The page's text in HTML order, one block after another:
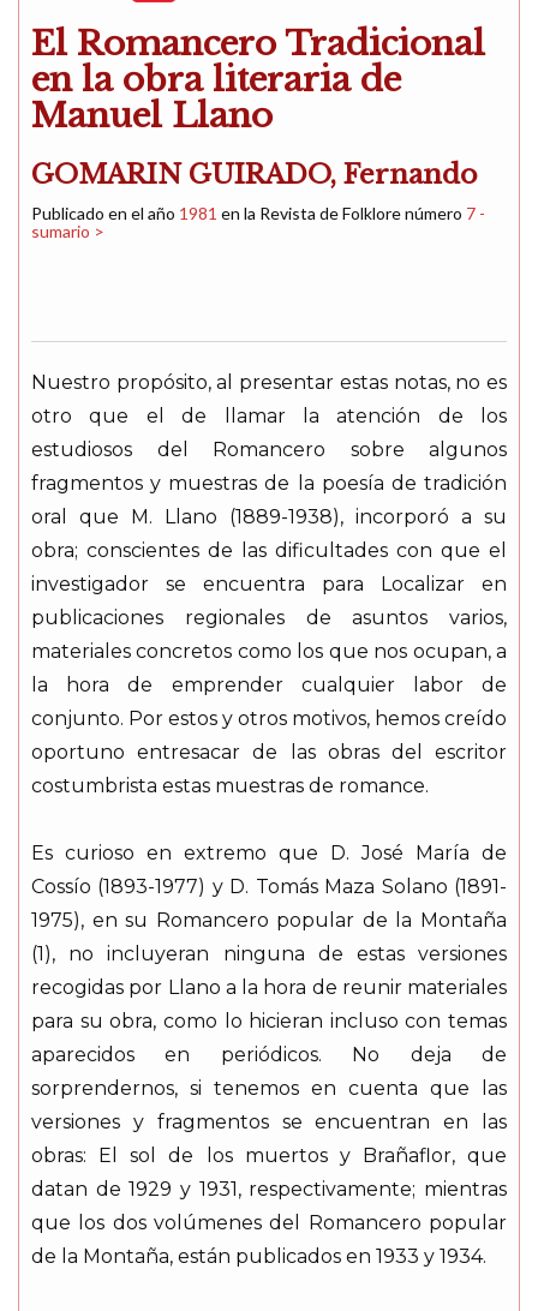
El Romancero Tradicional
en la obra literaria de
Manuel Llano
GOMARIN GUIRADO, Fernando
Publicado en el año 1981 en la Revista de Folklore número 7 -
sumario >
Nuestro propósito, al presentar estas notas, no es
otro que el de llamar la atención de los
estudiosos del Romancero sobre algunos
fragmentos y muestras de la poesía de tradición
oral que M. Llano (1889-1938), incorporó a su
obra; conscientes de las dificultades con que el
investigador se encuentra para Localizar en
publicaciones regionales de asuntos varios,
materiales concretos como los que nos ocupan, a
la hora de emprender cualquier labor de
conjunto. Por estos y otros motivos, hemos creído
oportuno entresacar de las obras del escritor
costumbrista estas muestras de romance.
Es curioso en extremo que D. José María de
Cossío (1893-1977) y D. Tomás Maza Solano (1891-
1975), en su Romancero popular de la Montaña
(1), no incluyeran ninguna de estas versiones
recogidas por Llano a la hora de reunir materiales
para su obra, como lo hicieran incluso con temas
aparecidos en periódicos. No deja de
sorprendernos, si tenemos en cuenta que las
versiones y fragmentos se encuentran en las
obras: El sol de los muertos y Brañaflor, que
datan de 1929 y 1931, respectivamente; mientras
que los dos volúmenes del Romancero popular
de la Montaña, están publicados en 1933 y 1934.